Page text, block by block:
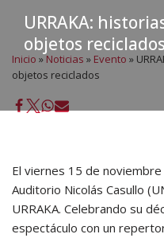
URRAKA:
objetos reciclados
Inicio » Noticias » Evento »
objetos reciclados
El viernes 15 de
Auditorio Nicolás Casullo
URRAKA. Celebrando su
espectáculo con un